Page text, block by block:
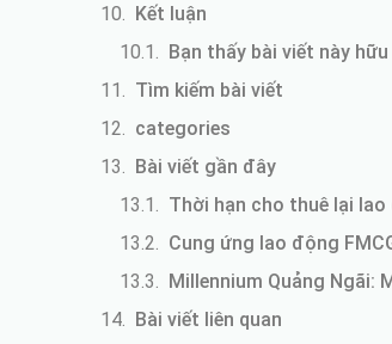
Kết luận
Bạn thấy bài viết này
Tìm kiếm bài viết
categories
Bài viết gần đây
Thời hạn cho thuê lại
Cung ứng lao động
Millennium Quảng Ngãi:
Bài viết liên quan